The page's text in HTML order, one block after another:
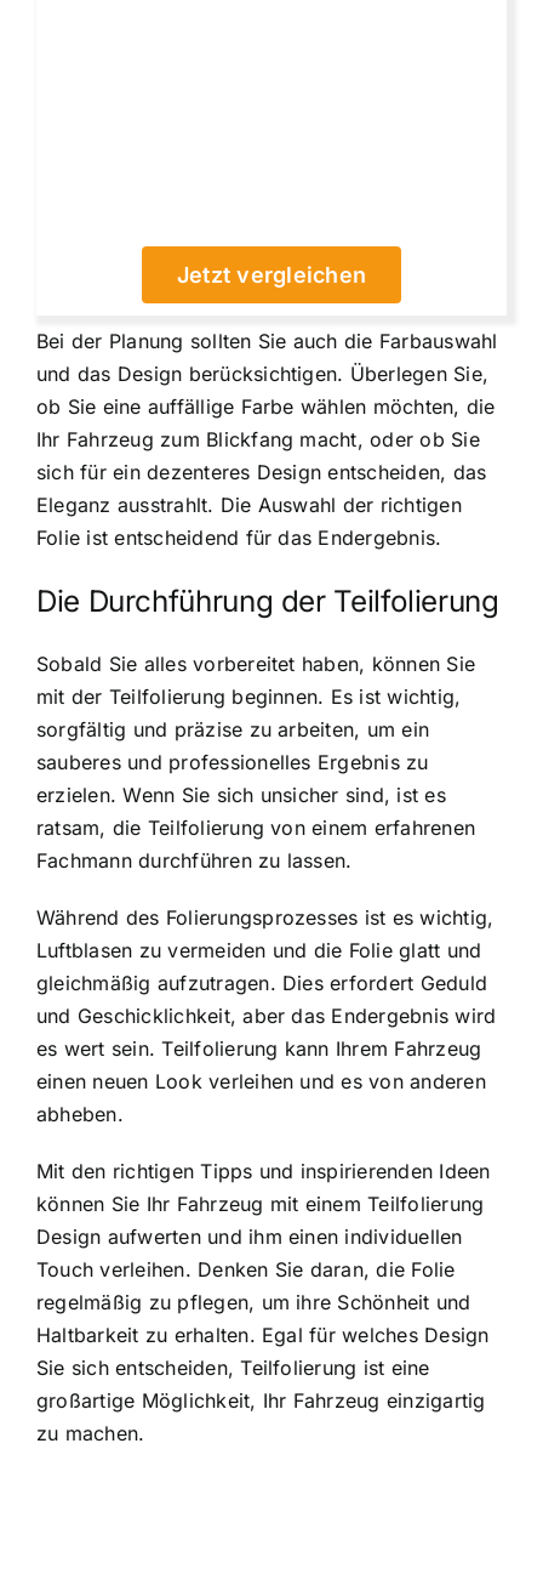
Jetzt vergleichen
Bei der Planung sollten Sie auch die Farbauswahl
und das Design berücksichtigen. Überlegen Sie,
ob Sie eine auffällige Farbe wählen möchten, die
Ihr Fahrzeug zum Blickfang macht, oder ob Sie
sich für ein dezenteres Design entscheiden, das
Eleganz ausstrahlt. Die Auswahl der richtigen
Folie ist entscheidend für das Endergebnis.
Die Durchführung der Teilfolierung
Sobald Sie alles vorbereitet haben, können Sie
mit der Teilfolierung beginnen. Es ist wichtig,
sorgfältig und präzise zu arbeiten, um ein
sauberes und professionelles Ergebnis zu
erzielen. Wenn Sie sich unsicher sind, ist es
ratsam, die Teilfolierung von einem erfahrenen
Fachmann durchführen zu lassen.
Während des Folierungsprozesses ist es wichtig,
Luftblasen zu vermeiden und die Folie glatt und
gleichmäßig aufzutragen. Dies erfordert Geduld
und Geschicklichkeit, aber das Endergebnis wird
es wert sein. Teilfolierung kann Ihrem Fahrzeug
einen neuen Look verleihen und es von anderen
abheben.
Mit den richtigen Tipps und inspirierenden Ideen
können Sie Ihr Fahrzeug mit einem Teilfolierung
Design aufwerten und ihm einen individuellen
Touch verleihen. Denken Sie daran, die Folie
regelmäßig zu pflegen, um ihre Schönheit und
Haltbarkeit zu erhalten. Egal für welches Design
Sie sich entscheiden, Teilfolierung ist eine
großartige Möglichkeit, Ihr Fahrzeug einzigartig
zu machen.